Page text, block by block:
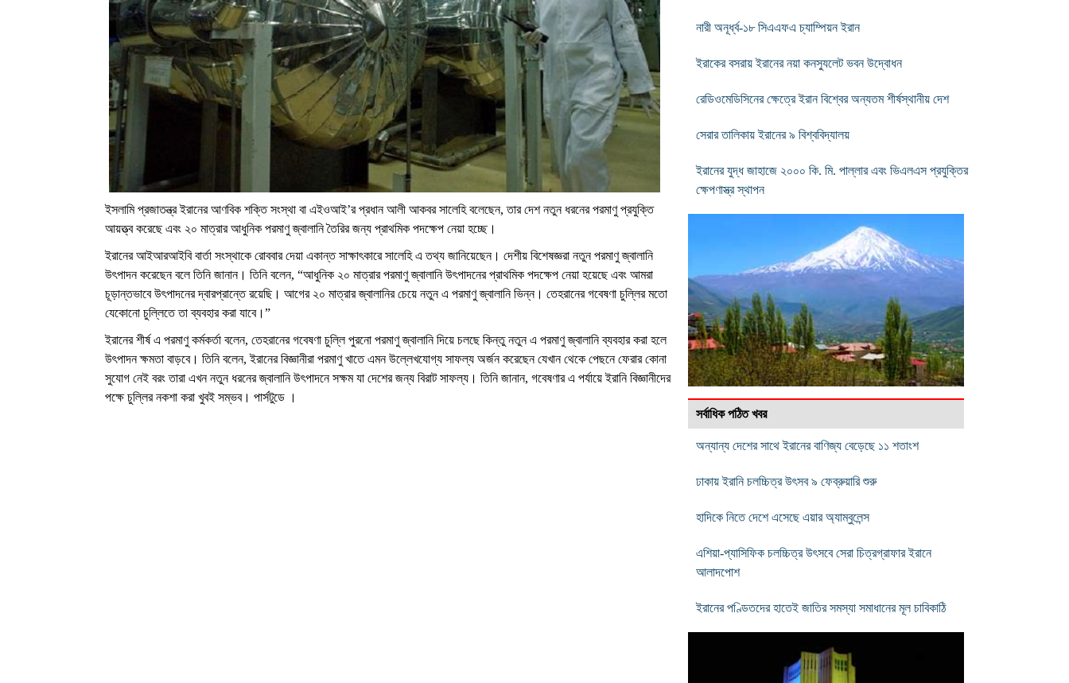
ইসলামি প্রজাতন্ত্র ইরানের আণবিক শক্তি সংস্থা বা এইওআই’র প্রধান আলী আকবর সালেহি বলেছেন, তার দেশ নতুন ধরনের পরমাণু প্রযুক্তি
আয়ত্ত্ব করেছে এবং ২০ মাত্রার আধুনিক পরমাণু জ্বালানি তৈরির জন্য প্রাথমিক পদক্ষেপ নেয়া হচ্ছে।
ইরানের আইআরআইবি বার্তা সংস্থাকে রোববার দেয়া একান্ত সাক্ষাৎকারে সালেহি এ তথ্য জানিয়েছেন। দেশীয় বিশেষজ্ঞরা নতুন পরমাণু জ্বালানি
উৎপাদন করেছেন বলে তিনি জানান। তিনি বলেন, “আধুনিক ২০ মাত্রার পরমাণু জ্বালানি উৎপাদনের প্রাথমিক পদক্ষেপ নেয়া হয়েছে এবং আমরা
চূড়ান্তভাবে উৎপাদনের দ্বারপ্রান্তে রয়েছি। আগের ২০ মাত্রার জ্বালানির চেয়ে নতুন এ পরমাণু জ্বালানি ভিন্ন। তেহরানের গবেষণা চুল্লির মতো
যেকোনো চুল্লিতে তা ব্যবহার করা যাবে।”
ইরানের শীর্ষ এ পরমাণু কর্মকর্তা বলেন, তেহরানের গবেষণা চুল্লি পুরনো পরমাণু জ্বালানি দিয়ে চলছে কিন্তু নতুন এ পরমাণু জ্বালানি ব্যবহার করা হলে
উৎপাদন ক্ষমতা বাড়বে। তিনি বলেন, ইরানের বিজ্ঞানীরা পরমাণু খাতে এমন উল্লেখযোগ্য সাফল্য অর্জন করেছেন যেখান থেকে পেছনে ফেরার কোনা
সুযোগ নেই বরং তারা এখন নতুন ধরনের জ্বালানি উৎপাদনে সক্ষম যা দেশের জন্য বিরাট সাফল্য। তিনি জানান, গবেষণার এ পর্যায়ে ইরানি বিজ্ঞানীদের
পক্ষে চুল্লির নকশা করা খুবই সম্ভব। পার্সটুডে ।
নারী অনূর্ধ্ব-১৮ সিএএফএ চ্যাম্পিয়ন ইরান
ইরাকের বসরায় ইরানের নয়া কনস্যুলেট ভবন উদ্বোধন
রেডিওমেডিসিনের ক্ষেত্রে ইরান বিশ্বের অন্যতম শীর্ষস্থানীয় দেশ
সেরার তালিকায় ইরানের ৯ বিশ্ববিদ্যালয়
ইরানের যুদ্ধ জাহাজে ২০০০ কি. মি. পাল্লার এবং ভিএলএস প্রযুক্তির
ক্ষেপণাস্ত্র স্থাপন
সর্বাধিক পঠিত খবর
অন্যান্য দেশের সাথে ইরানের বাণিজ্য বেড়েছে ১১ শতাংশ
ঢাকায় ইরানি চলচ্চিত্র উৎসব ৯ ফেব্রুয়ারি শুরু
হাদিকে নিতে দেশে এসেছে এয়ার অ্যাম্বুলেন্স
এশিয়া-প্যাসিফিক চলচ্চিত্র উৎসবে সেরা চিত্রগ্রাফার ইরানে
আলাদপোশ
ইরানের পণ্ডিতদের হাতেই জাতির সমস্যা সমাধানের মূল চাবিকাঠি